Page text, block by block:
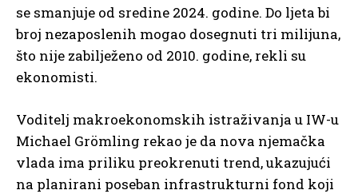
se smanjuje od sredine 2024. godine. Do ljeta bi
broj nezaposlenih mogao dosegnuti tri milijuna,
što nije zabilježeno od 2010. godine, rekli su
ekonomisti.
Voditelj makroekonomskih istraživanja u IW-u
Michael Grömling rekao je da nova njemačka
vlada ima priliku preokrenuti trend, ukazujući
na planirani poseban infrastrukturni fond koji